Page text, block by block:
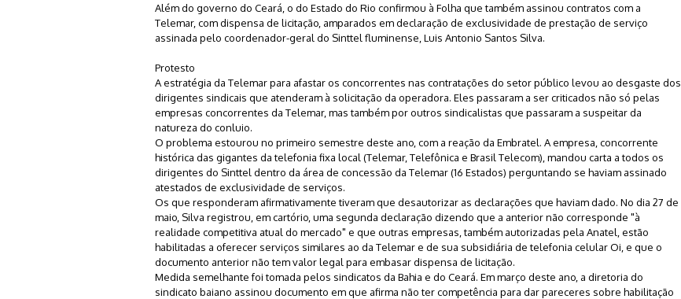
Além do governo do Ceará, o do Estado do Rio confirmou à Folha que também assinou contratos com a
Telemar, com dispensa de licitação, amparados em declaração de exclusividade de prestação de serviço
assinada pelo coordenador-geral do Sinttel fluminense, Luis Antonio Santos Silva.
Protesto
A estratégia da Telemar para afastar os concorrentes nas contratações do setor público levou ao desgaste dos
dirigentes sindicais que atenderam à solicitação da operadora. Eles passaram a ser criticados não só pelas
empresas concorrentes da Telemar, mas também por outros sindicalistas que passaram a suspeitar da
natureza do conluio.
O problema estourou no primeiro semestre deste ano, com a reação da Embratel. A empresa, concorrente
histórica das gigantes da telefonia fixa local (Telemar, Telefônica e Brasil Telecom), mandou carta a todos os
dirigentes do Sinttel dentro da área de concessão da Telemar (16 Estados) perguntando se haviam assinado
atestados de exclusividade de serviços.
Os que responderam afirmativamente tiveram que desautorizar as declarações que haviam dado. No dia 27 de
maio, Silva registrou, em cartório, uma segunda declaração dizendo que a anterior não corresponde "à
realidade competitiva atual do mercado" e que outras empresas, também autorizadas pela Anatel, estão
habilitadas a oferecer serviços similares ao da Telemar e de sua subsidiária de telefonia celular Oi, e que o
documento anterior não tem valor legal para embasar dispensa de licitação.
Medida semelhante foi tomada pelos sindicatos da Bahia e do Ceará. Em março deste ano, a diretoria do
sindicato baiano assinou documento em que afirma não ter competência para dar pareceres sobre habilitação